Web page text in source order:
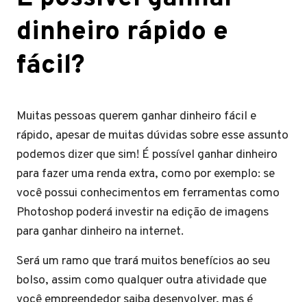
dinheiro rápido e
fácil?
Muitas pessoas querem ganhar dinheiro fácil e
rápido, apesar de muitas dúvidas sobre esse assunto
podemos dizer que sim! É possível ganhar dinheiro
para fazer uma renda extra, como por exemplo: se
você possui conhecimentos em ferramentas como
Photoshop poderá investir na edição de imagens
para ganhar dinheiro na internet.
Será um ramo que trará muitos benefícios ao seu
bolso, assim como qualquer outra atividade que